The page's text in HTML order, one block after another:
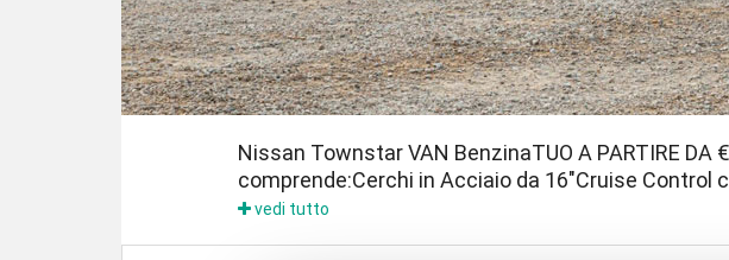
Nissan Townstar VAN BenzinaTUO A PARTIRE
comprende:Cerchi in Acciaio da 16"Cruise
vedi tutto